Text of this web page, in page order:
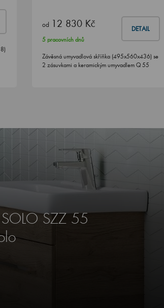
od 12 830 Kč DETAIL
5 pracovních dnů
Závěsná umyvadlová skříňka (495x560x436) se
2 zásuvkami a keramickým umyvadlem Q 55
SZZ 55